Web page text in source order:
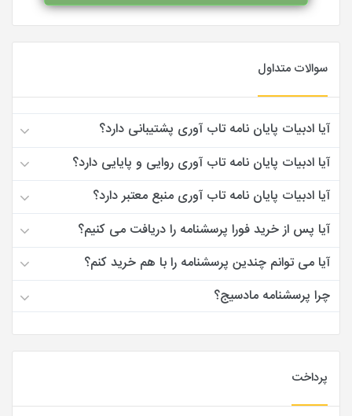
سوالات متداول
آیا ادبیات پایان نامه تاب آوری پشتیبانی دارد؟
آیا ادبیات پایان نامه تاب آوری روایی و پایایی دارد؟
آیا ادبیات پایان نامه تاب آوری منبع معتبر دارد؟
آیا پس از خرید فورا پرسشنامه را دریافت می کنیم؟
آیا می توانم چندین پرسشنامه را با هم خرید کنم؟
چرا پرسشنامه مادسیج؟
پرداخت